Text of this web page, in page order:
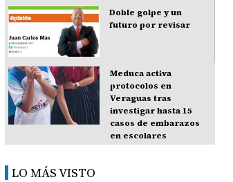
Doble golpe y un
futuro por revisar
Meduca activa
protocolos en
Veraguas tras
investigar hasta 15
casos de embarazos
en escolares
LO MÁS VISTO